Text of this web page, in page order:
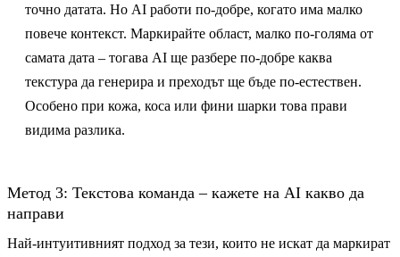
точно датата. Но AI работи по-добре, когато има малко
повече контекст. Маркирайте област, малко по-голяма от
самата дата – тогава AI ще разбере по-добре каква
текстура да генерира и преходът ще бъде по-естествен.
Особено при кожа, коса или фини шарки това прави
видима разлика.
Метод 3: Текстова команда – кажете на AI какво да
направи
Най-интуитивният подход за тези, които не искат да маркират